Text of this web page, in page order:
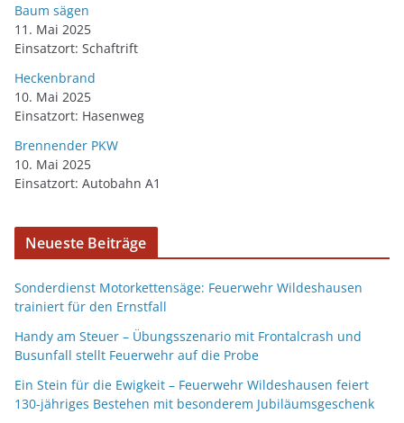
Baum sägen
11. Mai 2025
Einsatzort: Schaftrift
Heckenbrand
10. Mai 2025
Einsatzort: Hasenweg
Brennender PKW
10. Mai 2025
Einsatzort: Autobahn A1
Neueste Beiträge
Sonderdienst Motorkettensäge: Feuerwehr Wildeshausen
trainiert für den Ernstfall
Handy am Steuer – Übungsszenario mit Frontalcrash und
Busunfall stellt Feuerwehr auf die Probe
Ein Stein für die Ewigkeit – Feuerwehr Wildeshausen feiert
130-jähriges Bestehen mit besonderem Jubiläumsgeschenk